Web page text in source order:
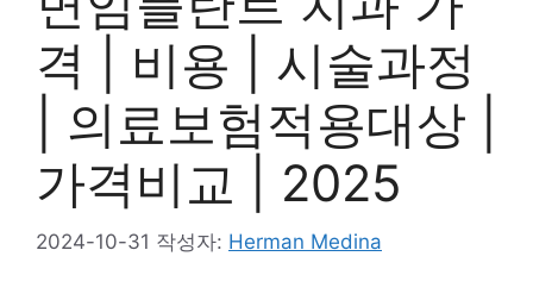
격 | 비용 | 시술과정
| 의료보험적용대상 |
가격비교 | 2025
2024-10-31 작성자: Herman Medina